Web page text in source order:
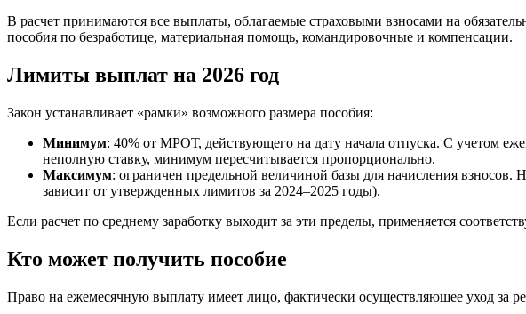
В расчет принимаются все выплаты, облагаемые страховыми взносами на
пособия по безработице, материальная помощь, командировочные и компенсации.
Лимиты выплат на 2026 год
Закон устанавливает «рамки» возможного размера пособия:
Минимум: 40% от МРОТ, действующего на дату начала отпуска. С учетом
неполную ставку, минимум пересчитывается пропорционально.
Максимум: ограничен предельной величиной базы для начисления взносов.
зависит от утвержденных лимитов за 2024–2025 годы).
Если расчет по среднему заработку выходит за эти пределы, применяется
Кто может получить пособие
Право на ежемесячную выплату имеет лицо, фактически осуществляющее уход за